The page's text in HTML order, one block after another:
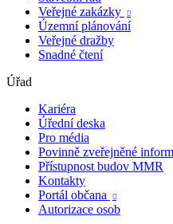
Veřejné zakázky

Územní plánování
Veřejné dražby
Snadné čtení
Úřad
Kariéra
Úřední deska
Pro média
Povinně zveřejněné
Přístupnost budov MMR
Kontakty
Portál občana

Autorizace osob